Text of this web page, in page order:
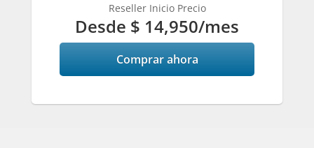
Reseller Inicio Precio
Desde $ 14,950/mes
Comprar ahora